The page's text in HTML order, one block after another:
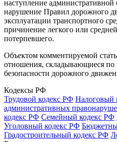
наступление административной
нарушение Правил дорожного
эксплуатации транспортного
причинение легкого или
потерпевшего.
Объектом комментируемой
отношения, складывающиеся по
безопасности дорожного
Кодексы РФ
Трудовой кодекс РФ Налоговый
административных
кодекс РФ Семейный кодекс РФ
Уголовный кодекс РФ
Градостроительный кодекс РФ